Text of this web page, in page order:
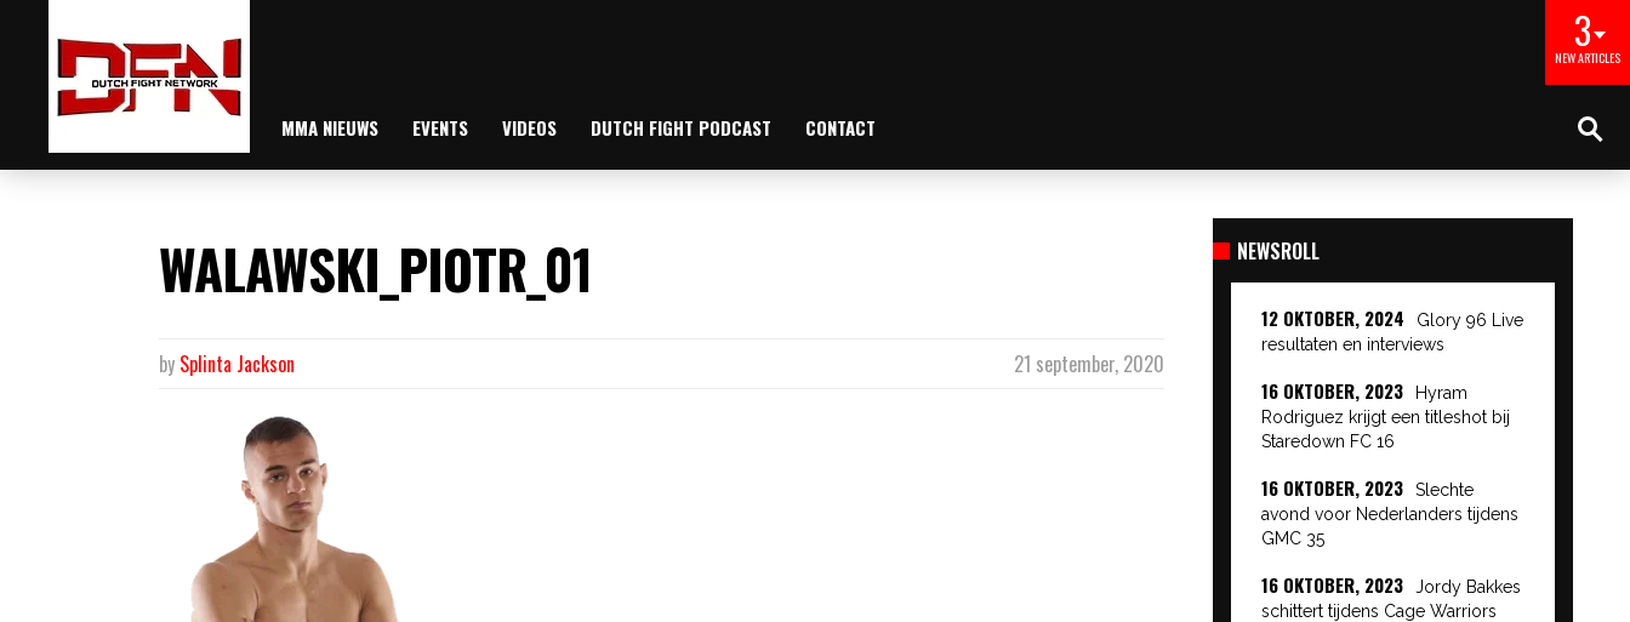
3
NEW ARTICLES
MMA NIEUWS EVENTS VIDEOS DUTCH FIGHT PODCAST CONTACT
WALAWSKI_PIOTR_01
21 september, 2020
by Splinta Jackson
NEWSROLL
12 OKTOBER, 2024
Glory 96 Live
resultaten en interviews
16 OKTOBER, 2023
Hyram
Rodriguez krijgt een titleshot bij
Staredown FC 16
16 OKTOBER, 2023
Slechte
avond voor Nederlanders tijdens
GMC 35
16 OKTOBER, 2023
Jordy Bakkes
schittert tijdens Cage Warriors